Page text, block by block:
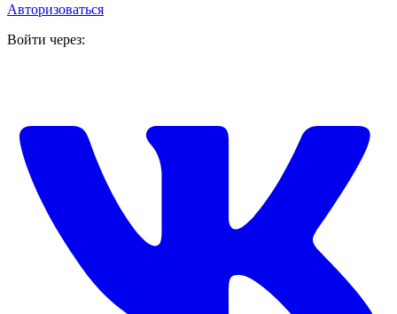
Авторизоваться
Войти через: